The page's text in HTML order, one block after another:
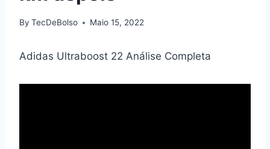
By TecDeBolso Maio 15, 2022
Adidas Ultraboost 22 Análise Completa